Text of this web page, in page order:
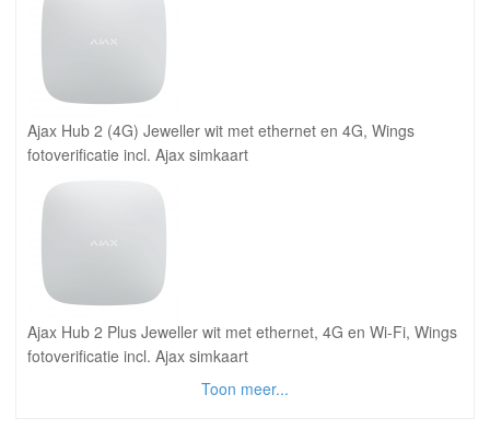
Ajax Hub 2 (4G) Jeweller wit met ethernet en 4G, Wings
fotoverificatie incl. Ajax simkaart
Ajax Hub 2 Plus Jeweller wit met ethernet, 4G en Wi-Fi, Wings
fotoverificatie incl. Ajax simkaart
Toon meer...